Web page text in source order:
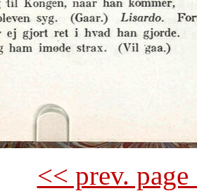
<< prev.